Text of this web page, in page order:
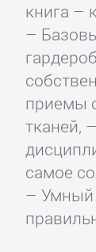
книга –
–
приемы
тканей,
самое
– Умный